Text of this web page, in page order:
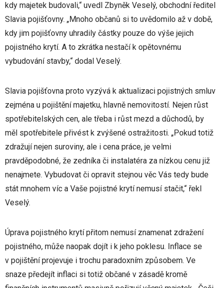
kdy majetek budovali,“ uvedl Zbyněk Veselý, obchodní ředitel
Slavia pojišťovny. „Mnoho občanů si to uvědomilo až v době,
kdy jim pojišťovny uhradily částky pouze do výše jejich
pojistného krytí. A to zkrátka nestačí k opětovnému
vybudování stavby,“ dodal Veselý.
Slavia pojišťovna proto vyzývá k aktualizaci pojistných smluv
zejména u pojištění majetku, hlavně nemovitostí. Nejen růst
spotřebitelských cen, ale třeba i růst mezd a důchodů, by
měl spotřebitele přivést k zvýšené ostražitosti. „Pokud totiž
zdražují nejen suroviny, ale i cena práce, je velmi
pravděpodobné, že zedníka či instalatéra za nízkou cenu již
nenajmete. Vybudovat či opravit stejnou věc Vás tedy bude
stát mnohem víc a Vaše pojistné krytí nemusí stačit,“ řekl
Veselý.
Úprava pojistného krytí přitom nemusí znamenat zdražení
pojistného, může naopak dojít i k jeho poklesu. Inflace se
v pojištění projevuje i trochu paradoxním způsobem. Ve
snaze předejít inflaci si totiž občané v zásadě kromě